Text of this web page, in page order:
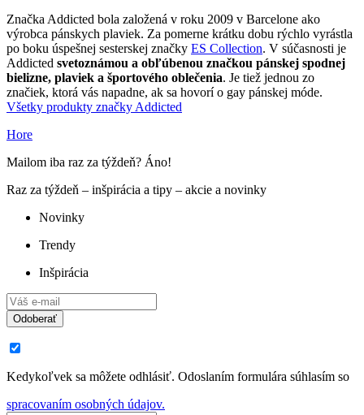
Značka Addicted bola založená v roku 2009 v Barcelone ako
výrobca pánskych plaviek. Za pomerne krátku dobu rýchlo vyrástla
po boku úspešnej sesterskej značky ES Collection. V súčasnosti je
Addicted svetoznámou a obľúbenou značkou pánskej spodnej
bielizne, plaviek a športového oblečenia. Je tiež jednou zo
značiek, ktorá vás napadne, ak sa hovorí o gay pánskej móde.
Všetky produkty značky Addicted
Hore
Mailom iba raz za týždeň? Áno!
Raz za týždeň – inšpirácia a tipy – akcie a novinky
Novinky
Trendy
Inšpirácia
Odoberať
Kedykoľvek sa môžete odhlásiť. Odoslaním formulára súhlasím so
spracovaním osobných údajov.